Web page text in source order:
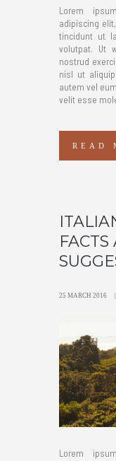
Lorem
adipiscing
tincidunt ut
volutpat. Ut
nostrud
nisl ut
autem vel
velit esse
READ
25 MARCH 2016
Lorem